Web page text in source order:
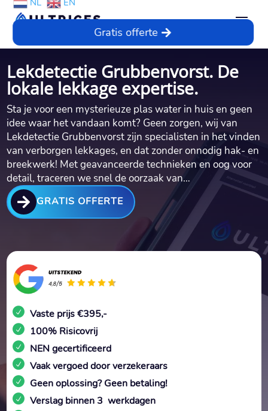
NL EN
Gratis offerte
Lekdetectie Grubbenvorst. De
lokale lekkage expertise.
Sta je voor een mysterieuze plas water in huis en geen
idee waar het vandaan komt? Geen zorgen, wij van
Lekdetectie Grubbenvorst zijn specialisten in het vinden
van verborgen lekkages, en dat zonder onnodig hak- en
breekwerk! Met geavanceerde technieken en oog voor
detail, traceren we snel de oorzaak van…
 GRATIS OFFERTE
Vaste prijs €395,-
100% Risicovrij
NEN gecertificeerd
Vaak vergoed door verzekeraars
Geen oplossing? Geen betaling!
Verslag binnen 3 werkdagen